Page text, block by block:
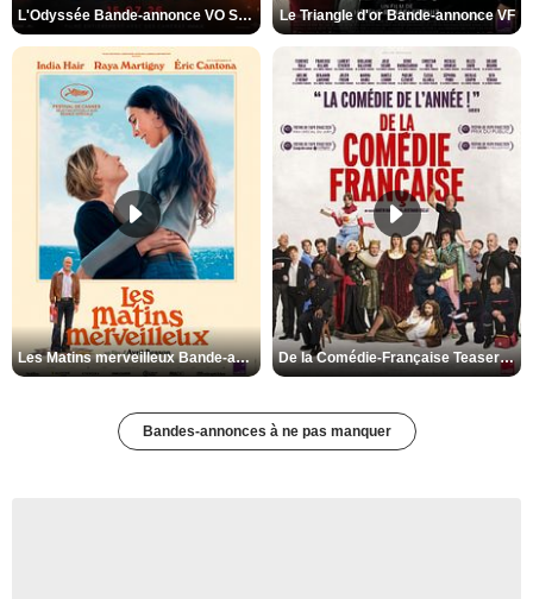
L'Odyssée Bande-annonce VO STFR Le Triangle d'or Bande-annonce VF
Les Matins merveilleux Bande-annonce VF De la Comédie-Française Teaser VF
Bandes-annonces à ne pas manquer